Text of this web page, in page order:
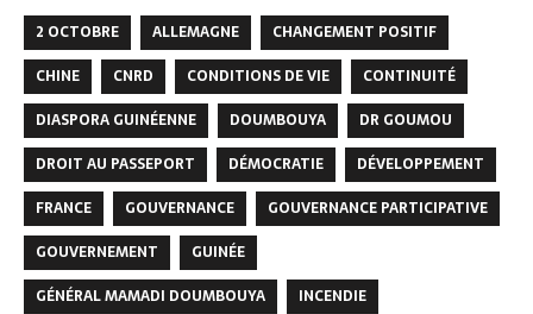
2 OCTOBRE ALLEMAGNE
CHANGEMENT POSITIF
CHINE
CNRD CONDITIONS DE VIE
CONTINUITÉ
DIASPORA GUINÉENNE
DOUMBOUYA
DR GOUMOU
DROIT AU PASSEPORT
DÉMOCRATIE
DÉVELOPPEMENT
FRANCE
GOUVERNANCE
GOUVERNANCE PARTICIPATIVE
GOUVERNEMENT
GUINÉE
GÉNÉRAL MAMADI DOUMBOUYA
INCENDIE